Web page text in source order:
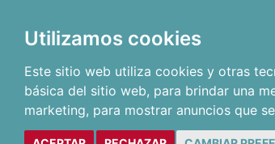
Utilizamos cookies
Este sitio web utiliza cookies y otras
básica del sitio web, para brindar una
marketing, para mostrar anuncios que